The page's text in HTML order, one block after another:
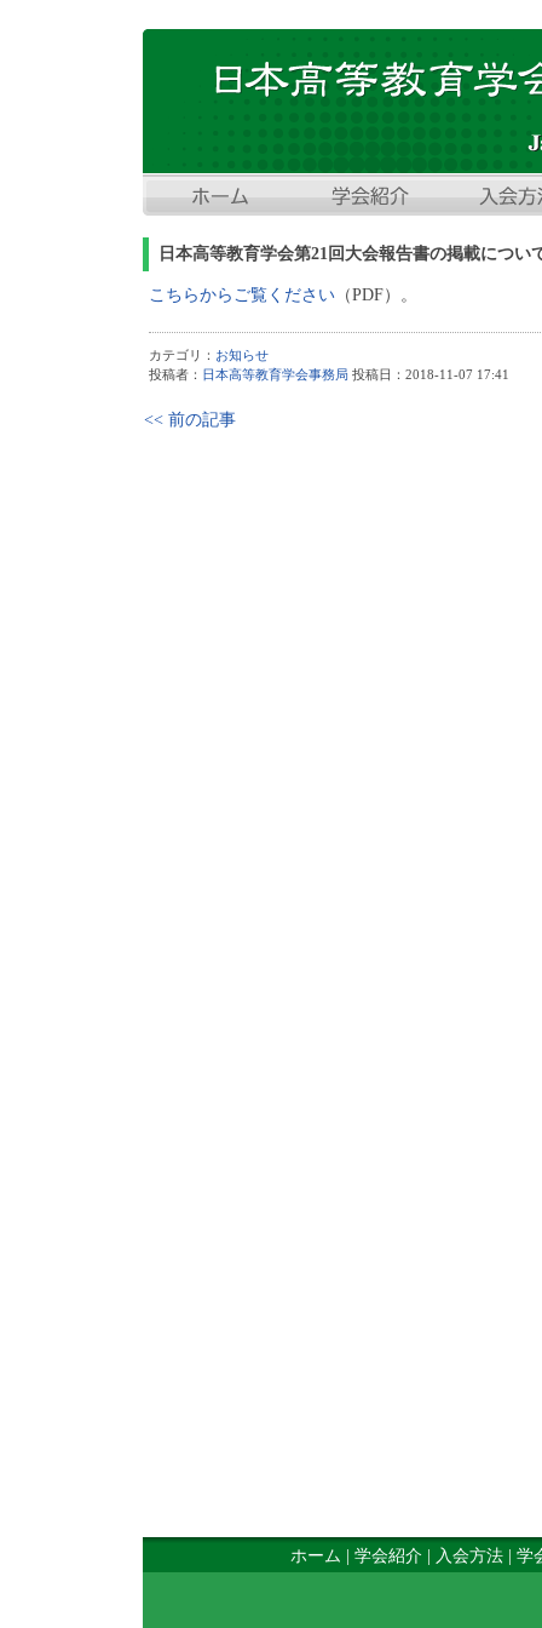
日本高等教育学会第21回大会報告書の掲載につい
こちらからご覧ください （PDF）。
カテゴリ： お知らせ
投稿者： 日本高等教育学会事務局 投稿日：2018-11-07 17:41
<< 前の記事
ホーム 学会紹介 入会方法 学